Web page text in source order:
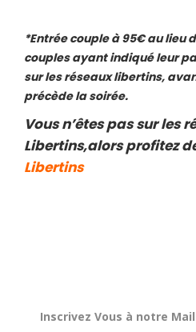
*Entrée couple à 95€ au lieu
couples ayant indiqué leur
sur les réseaux libertins,
précède la soirée.
Vous n’êtes pas sur les
Libertins,alors profitez
Libertins
Inscrivez Vous à notre